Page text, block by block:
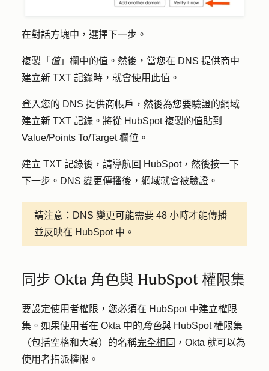
在對話方塊中，選擇下一步 。
複製「 值」欄中的值 。然後，當您在 DNS 提供商中
建立新 TXT 記錄時，就會使用此值。
登入您的 DNS 提供商帳戶，然後為您要驗證的網域
建立新 TXT 記錄。將從 HubSpot 複製的值貼到
Value/Points To/Target 欄位。
建立 TXT 記錄後，請導航回 HubSpot，然後按一下
下一步 。DNS 變更傳播後，網域就會被驗證。
請注意： DNS 變更可能需要 48 小時才能傳播
並反映在 HubSpot 中。
同步 Okta 角色與 HubSpot 權限集
要設定使用者權限，您必須在 HubSpot 中建立權限
集 。如果使用者在 Okta 中的角色與 HubSpot 權限集
（包括空格和大寫）的名稱完全相同 ，Okta 就可以為
使用者指派權限。